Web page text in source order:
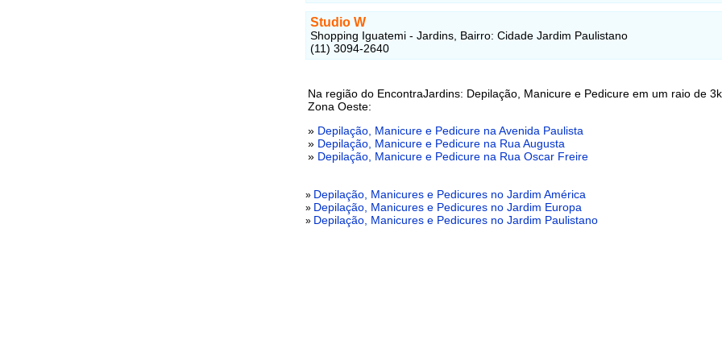
Studio W
Shopping Iguatemi - Jardins, Bairro: Cidade Jardim Paulistano
(11) 3094-2640
Na região do EncontraJardins: Depilação, Manicure e Pedicure em um raio de
Zona Oeste:
» Depilação, Manicure e Pedicure na Avenida Paulista
» Depilação, Manicure e Pedicure na Rua Augusta
» Depilação, Manicure e Pedicure na Rua Oscar Freire
» Depilação, Manicures e Pedicures no Jardim América
» Depilação, Manicures e Pedicures no Jardim Europa
» Depilação, Manicures e Pedicures no Jardim Paulistano